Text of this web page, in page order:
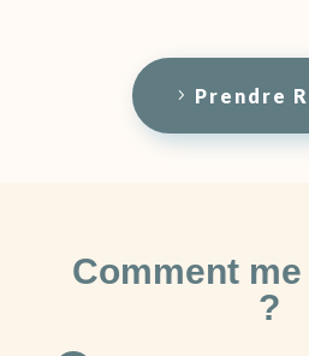
Prendre
Comment
?